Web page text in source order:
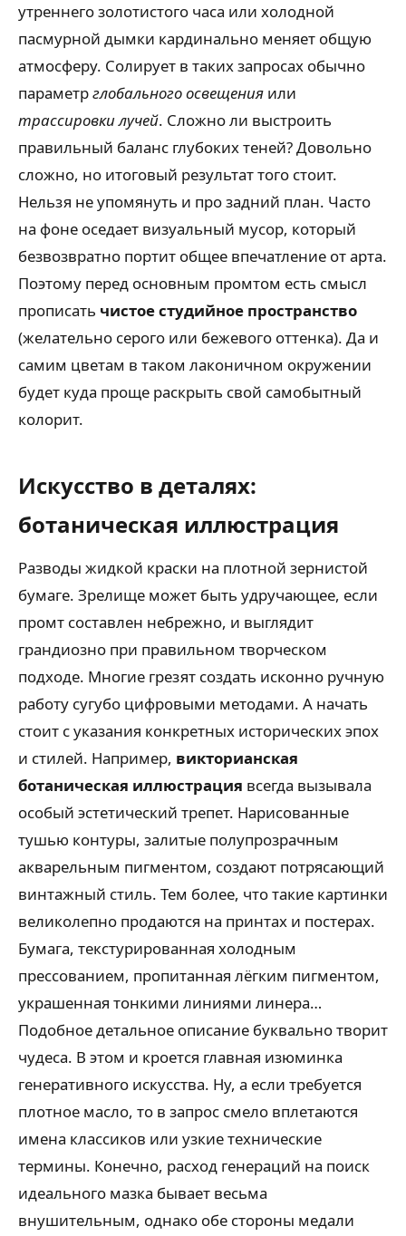
утреннего золотистого часа или холодной
пасмурной дымки кардинально меняет общую
атмосферу. Солирует в таких запросах обычно
параметрглобального освещения или
трассировки лучей. Сложно ли выстроить
правильный баланс глубоких теней? Довольно
сложно, но итоговый результат того стоит.
Нельзя не упомянуть и про задний план. Часто
на фоне оседает визуальный мусор, который
безвозвратно портит общее впечатление от арта.
Поэтому перед основным промтом есть смысл
прописать чистое студийное пространство
(желательно серого или бежевого оттенка). Да и
самим цветам в таком лаконичном окружении
будет куда проще раскрыть свой самобытный
колорит.
Искусство в деталях:
ботаническая иллюстрация
Разводы жидкой краски на плотной зернистой
бумаге. Зрелище может быть удручающее, если
промт составлен небрежно, и выглядит
грандиозно при правильном творческом
подходе. Многие грезят создать исконно ручную
работу сугубо цифровыми методами. А начать
стоит с указания конкретных исторических эпох
и стилей. Например, викторианская
ботаническая иллюстрация всегда вызывала
особый эстетический трепет. Нарисованные
тушью контуры, залитые полупрозрачным
акварельным пигментом, создают потрясающий
винтажный стиль. Тем более, что такие картинки
великолепно продаются на принтах и постерах.
Бумага, текстурированная холодным
прессованием, пропитанная лёгким пигментом,
украшенная тонкими линиями линера…
Подобное детальное описание буквально творит
чудеса. В этом и кроется главная изюминка
генеративного искусства. Ну, а если требуется
плотное масло, то в запрос смело вплетаются
имена классиков или узкие технические
термины. Конечно, расход генераций на поиск
идеального мазка бывает весьма
внушительным, однако обе стороны медали